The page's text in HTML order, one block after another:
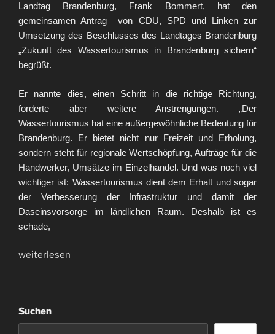
Landtag Brandenburg, Frank Bommert, hat den
gemeinsamen Antrag von CDU, SPD und Linken zur
Umsetzung des Beschlusses des Landtages Brandenburg
„Zukunft des Wassertourismus in Brandenburg sichern“
begrüßt.
Er nannte dies, einen Schritt in die richtige Richtung,
forderte aber weitere Anstrengungen. „Der
Wassertourismus hat eine außergewöhnliche Bedeutung für
Brandenburg. Er bietet nicht nur Freizeit und Erholung,
sondern steht für regionale Wertschöpfung, Aufträge für die
Handwerker, Umsätze im Einzelhandel. Und was noch viel
wichtiger ist: Wassertourismus dient dem Erhalt und sogar
der Verbesserung der Infrastruktur und damit der
Daseinsvorsorge im ländlichen Raum. Deshalb ist es
schade,
„Wassertourismus
weiterlesen
Suchen